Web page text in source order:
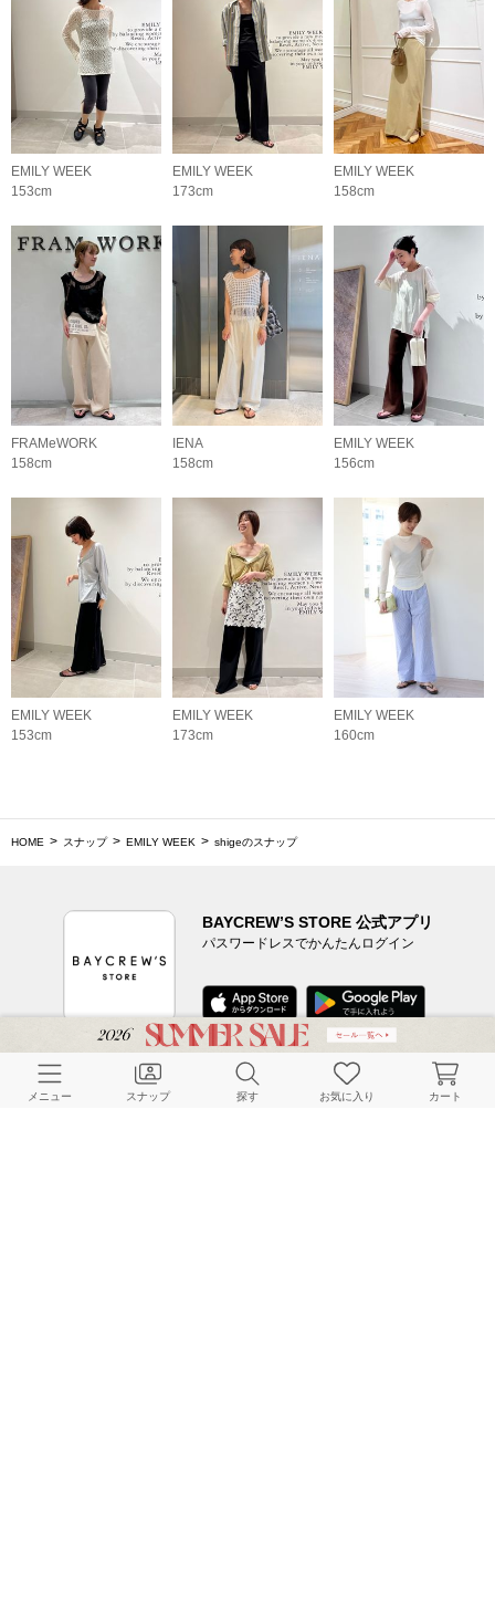
EMILY WEEK
153cm
EMILY WEEK
173cm
EMILY WEEK
158cm
FRAMeWORK
158cm
IENA
158cm
EMILY WEEK
156cm
EMILY WEEK
153cm
EMILY WEEK
173cm
EMILY WEEK
160cm
HOME スナップ EMILY WEEK shigeのスナップ
BAYCREW’S STORE 公式アプリ
パスワードレスでかんたんログイン
CUSTOMER SERVICE
メニュー スナップ 探す お気に入り カート